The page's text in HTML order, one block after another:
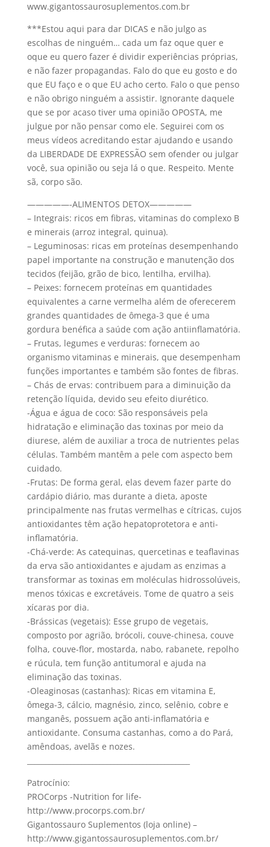
www.gigantossaurosuplementos.com.br
***Estou aqui para dar DICAS e não julgo as
escolhas de ninguém… cada um faz oque quer e
oque eu quero fazer é dividir experiências próprias,
e não fazer propagandas. Falo do que eu gosto e do
que EU faço e o que EU acho certo. Falo o que penso
e não obrigo ninguém a assistir. Ignorante daquele
que se por acaso tiver uma opinião OPOSTA, me
julgue por não pensar como ele. Seguirei com os
meus vídeos acreditando estar ajudando e usando
da LIBERDADE DE EXPRESSÃO sem ofender ou julgar
você, sua opinião ou seja lá o que. Respeito. Mente
sã, corpo são.
—————-ALIMENTOS DETOX—————
– Integrais: ricos em fibras, vitaminas do complexo B
e minerais (arroz integral, quinua).
– Leguminosas: ricas em proteínas desempenhando
papel importante na construção e manutenção dos
tecidos (feijão, grão de bico, lentilha, ervilha).
– Peixes: fornecem proteínas em quantidades
equivalentes a carne vermelha além de oferecerem
grandes quantidades de ômega-3 que é uma
gordura benéfica a saúde com ação antiinflamatória.
– Frutas, legumes e verduras: fornecem ao
organismo vitaminas e minerais, que desempenham
funções importantes e também são fontes de fibras.
– Chás de ervas: contribuem para a diminuição da
retenção líquida, devido seu efeito diurético.
-Água e água de coco: São responsáveis pela
hidratação e eliminação das toxinas por meio da
diurese, além de auxiliar a troca de nutrientes pelas
células. Também mantêm a pele com aspecto bem
cuidado.
-Frutas: De forma geral, elas devem fazer parte do
cardápio diário, mas durante a dieta, aposte
principalmente nas frutas vermelhas e cítricas, cujos
antioxidantes têm ação hepatoprotetora e anti-
inflamatória.
-Chá-verde: As catequinas, quercetinas e teaflavinas
da erva são antioxidantes e ajudam as enzimas a
transformar as toxinas em moléculas hidrossolúveis,
menos tóxicas e excretáveis. Tome de quatro a seis
xícaras por dia.
-Brássicas (vegetais): Esse grupo de vegetais,
composto por agrião, brócoli, couve-chinesa, couve
folha, couve-flor, mostarda, nabo, rabanete, repolho
e rúcula, tem função antitumoral e ajuda na
eliminação das toxinas.
-Oleaginosas (castanhas): Ricas em vitamina E,
ômega-3, cálcio, magnésio, zinco, selênio, cobre e
manganês, possuem ação anti-inflamatória e
antioxidante. Consuma castanhas, como a do Pará,
amêndoas, avelãs e nozes.
Patrocínio:
PROCorps -Nutrition for life-
http://www.procorps.com.br/
Gigantossauro Suplementos (loja online) –
http://www.gigantossaurosuplementos.com.br/